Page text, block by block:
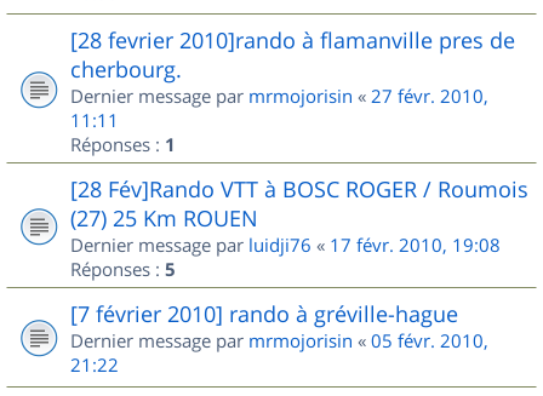
[28 fevrier 2010]rando à flamanville pres de
cherbourg.
Dernier message par mrmojorisin « 27 févr. 2010,
11:11
Réponses : 1
[28 Fév]Rando VTT à BOSC ROGER / Roumois
(27) 25 Km ROUEN
Dernier message par luidji76 « 17 févr. 2010, 19:08
Réponses : 5
[7 février 2010] rando à gréville-hague
Dernier message par mrmojorisin « 05 févr. 2010,
21:22